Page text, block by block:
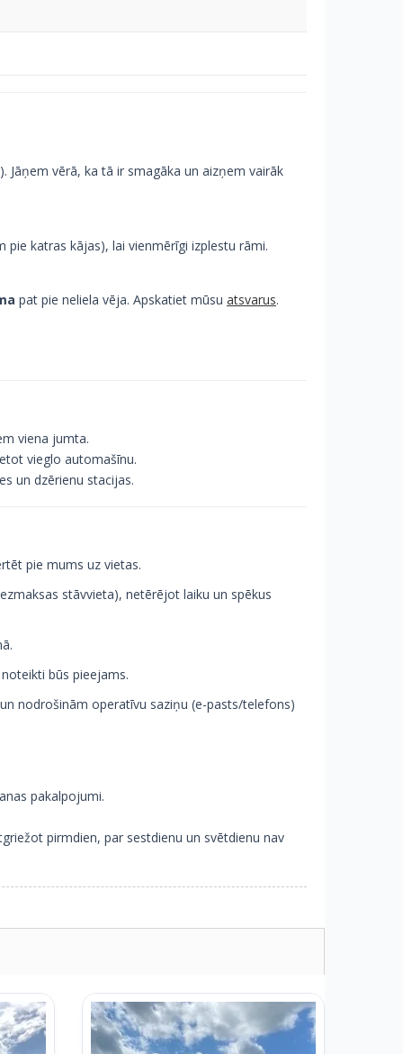
Jāņem vērā, ka tā ir smagāka un aizņem vairāk
pie katras kājas), lai vienmērīgi izplestu rāmi.
pat pie neliela vēja. Apskatiet mūsu atsvarus.
viena jumta.
vieglo automašīnu.
un dzērienu stacijas.
pie mums uz vietas.
stāvvieta), netērējot laiku un spēkus
būs pieejams.
nodrošinām operatīvu saziņu (e-pasts/telefons)
pakalpojumi.
pirmdien, par sestdienu un svētdienu nav